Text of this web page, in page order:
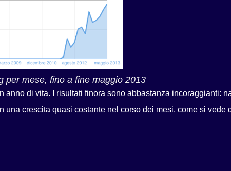
per mese, fino a fine maggio 2013
anno di vita. I risultati finora sono abbastanza incoraggianti:
crescita quasi costante nel corso dei mesi, come si vede